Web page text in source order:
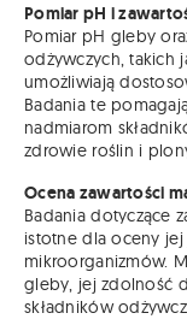
Pomiar pH i
Pomiar pH gleby
odżywczych, takich
umożliwiają
Badania te
nadmiarom
zdrowie roślin i
Ocena zawartości
Badania dotyczące
istotne dla oceny
mikroorganizmów.
gleby, jej zdolność
składników